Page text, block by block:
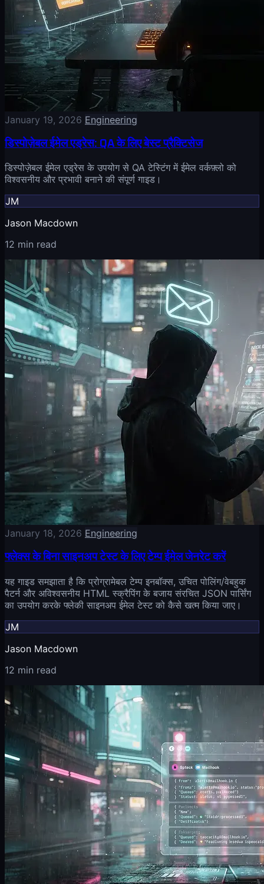
January 19, 2026 Engineering
डिस्पोज़ेबल ईमेल एड्रेस: QA के लिए बेस्ट प्रैक्टिसेज
डिस्पोज़ेबल ईमेल एड्रेस के उपयोग से QA टेस्टिंग में ईमेल वर्कफ़्लो को
विश्वसनीय और प्रभावी बनाने की संपूर्ण गाइड।
JM
Jason Macdown
12 min read
January 18, 2026 Engineering
फ्लेक्स के बिना साइनअप टेस्ट के लिए टेम्प ईमेल जेनरेट करें
यह गाइड समझाता है कि प्रोग्रामेबल टेम्प इनबॉक्स, उचित पोलिंग/वेबहुक
पैटर्न और अविश्वसनीय HTML स्क्रैपिंग के बजाय संरचित JSON पार्सिंग
का उपयोग करके फ्लेकी साइनअप ईमेल टेस्ट को कैसे खत्म किया जाए।
JM
Jason Macdown
12 min read